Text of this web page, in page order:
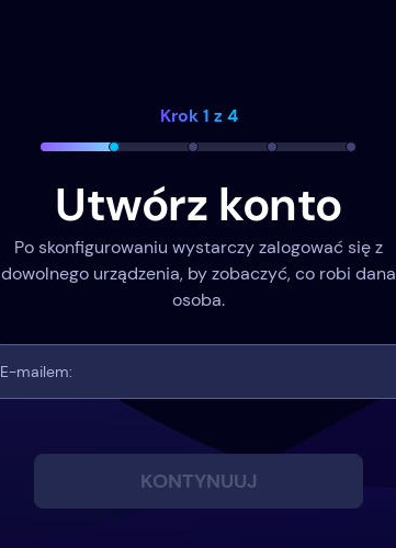
Krok 1 z 4
Utwórz konto
Po skonfigurowaniu wystarczy zalogować się z
dowolnego urządzenia, by zobaczyć, co robi dana
osoba.
KONTYNUUJ